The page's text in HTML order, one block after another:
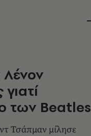
των Beatles
Τσάπμαν μίλησε